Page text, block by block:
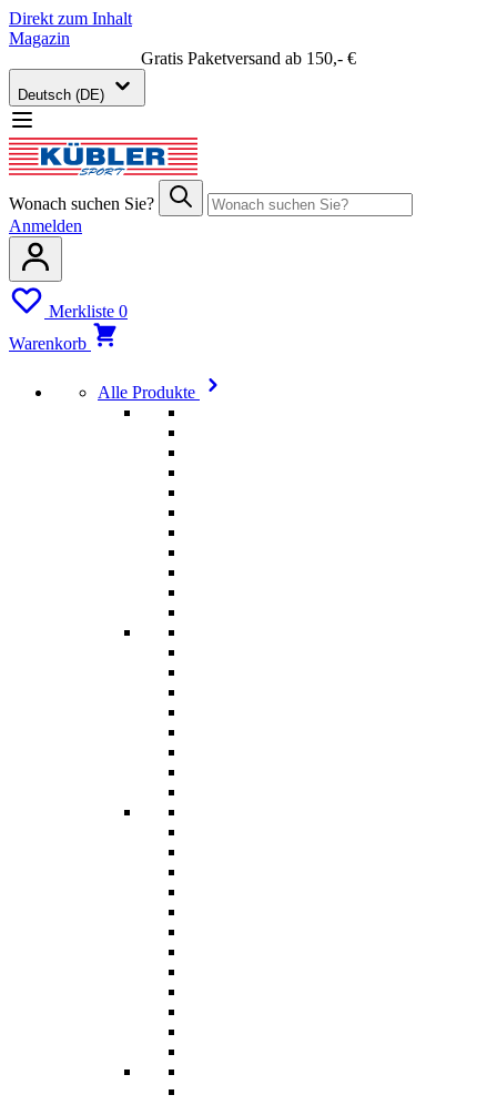
Direkt zum Inhalt
Magazin
Gratis Paketversand ab 150,- €
Deutsch (DE)
Wonach suchen Sie?
Anmelden
Merkliste 0
Warenkorb
Alle Produkte